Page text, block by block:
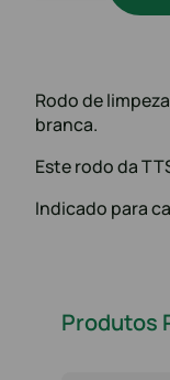
Rodo de
branca.
Este rodo da
Indicado para
Produtos